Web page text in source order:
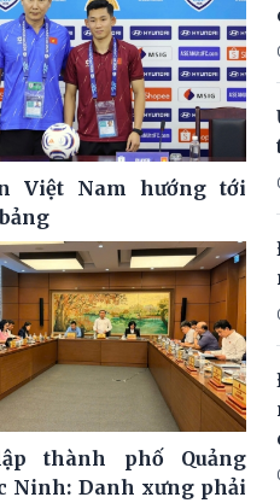
Việt Nam hướng tới
thành phố Quảng
Ninh: Danh xưng phải